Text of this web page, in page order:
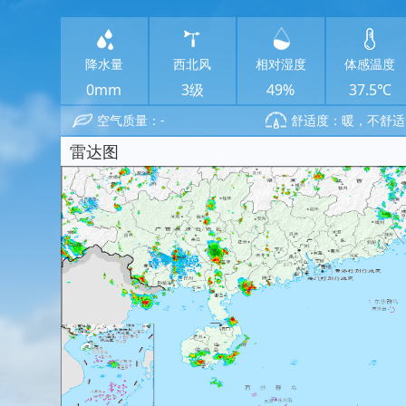
降水量
0mm
西北风
3级
相对湿度
49%
体感温度
37.5℃
空气质量：- 舒适度：暖，不舒适
雷达图